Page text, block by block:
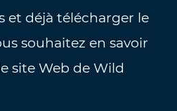
et déjà télécharger le
souhaitez en savoir
site Web de Wild